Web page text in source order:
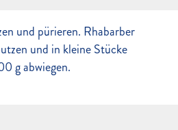
und pürieren. Rhabarber
und in kleine Stücke
g abwiegen.